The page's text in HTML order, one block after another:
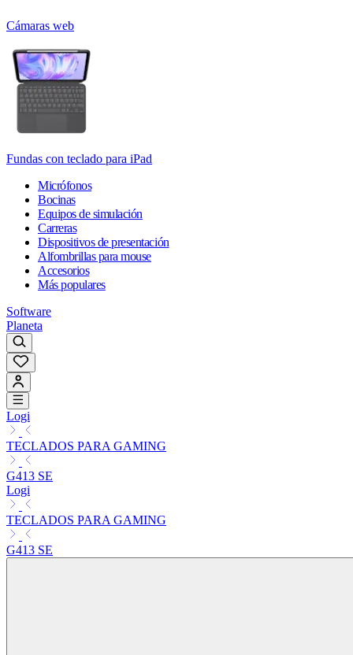
Cámaras web
Fundas con teclado para iPad
Micrófonos
Bocinas
Equipos de simulación
Carreras
Dispositivos de presentación
Alfombrillas para mouse
Accesorios
Más populares
Software
Planeta
Logi
TECLADOS PARA GAMING
G413 SE
Logi
TECLADOS PARA GAMING
G413 SE